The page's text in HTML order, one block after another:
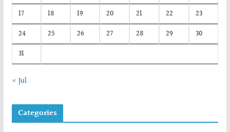
17
18 19 20 21 22
23
24
25 26 27 28 29
30
31
« Jul
Categories